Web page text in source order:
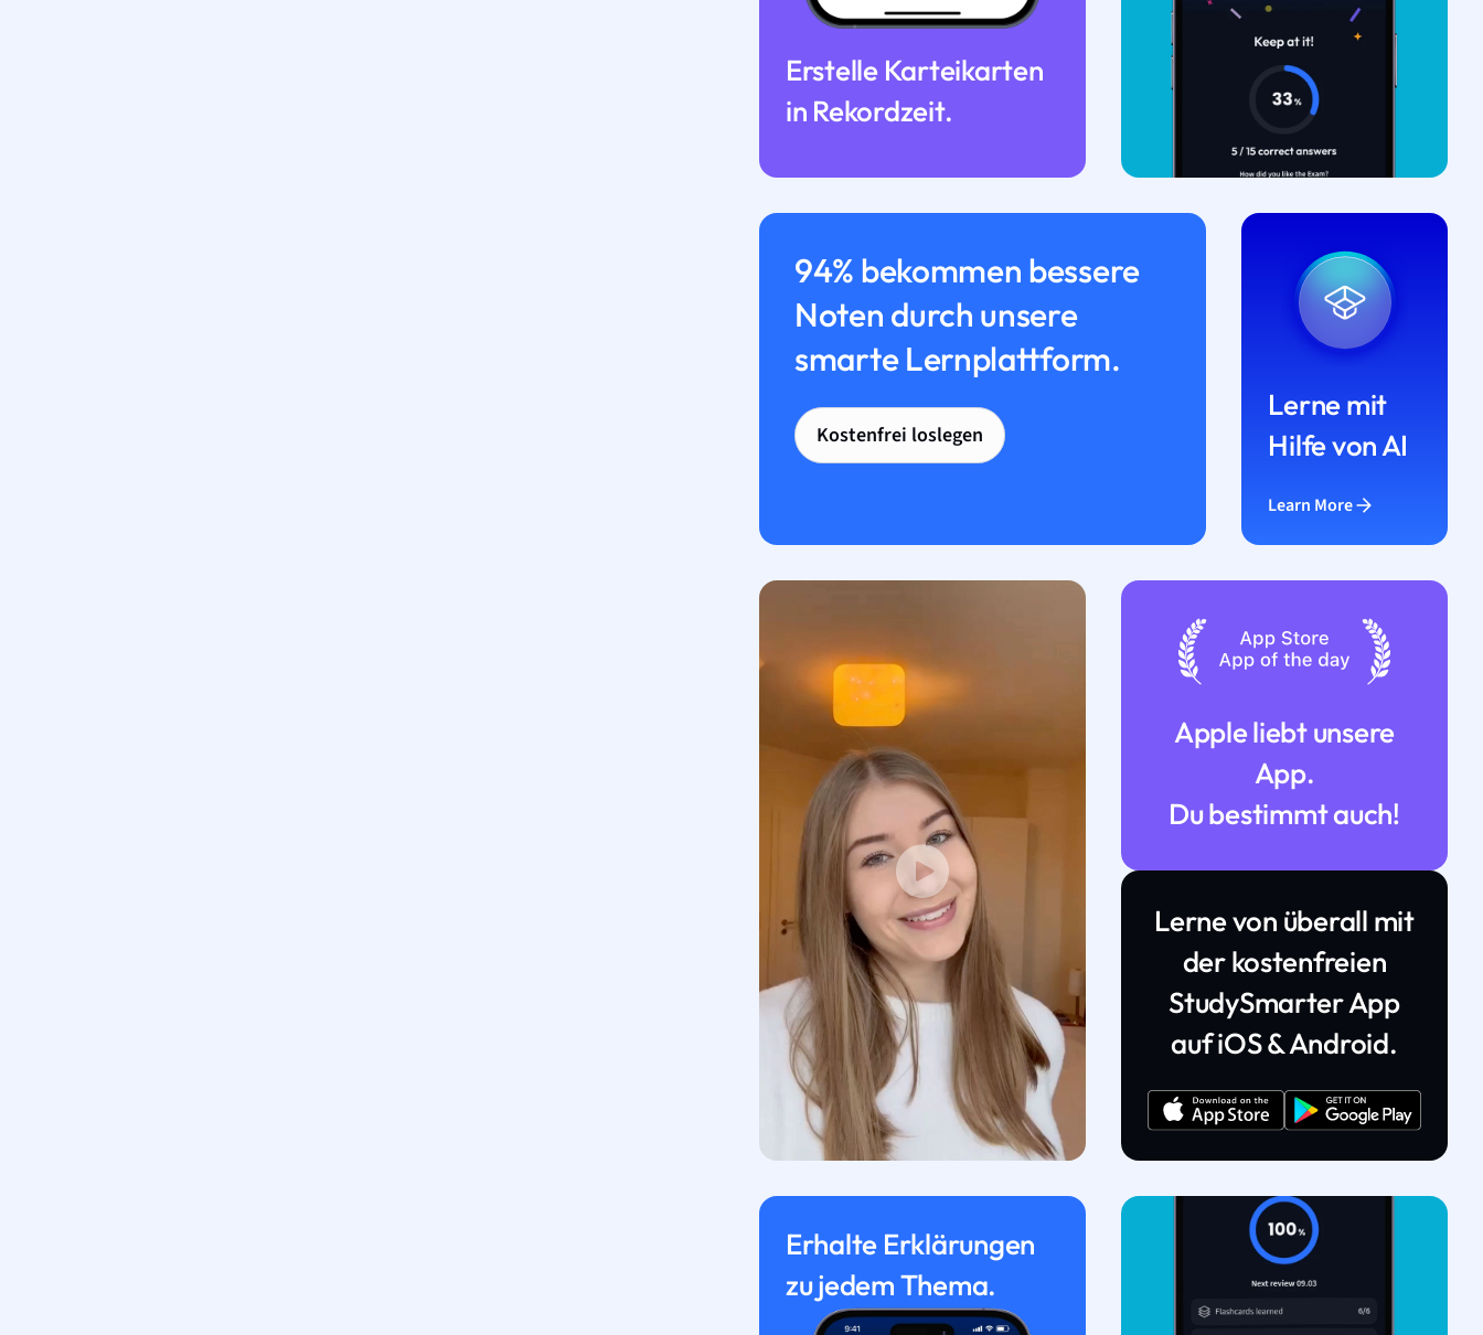
Erstelle Karteikarten
in Rekordzeit.
94% bekommen bessere
Noten durch unsere
smarte Lernplattform.
Kostenfrei loslegen
Lerne mit
Hilfe von AI
Learn More
Apple liebt unsere
App.
Du bestimmt auch!
Lerne von überall mit
der kostenfreien
StudySmarter App
auf iOS & Android.
Erhalte Erklärungen
zu jedem Thema.